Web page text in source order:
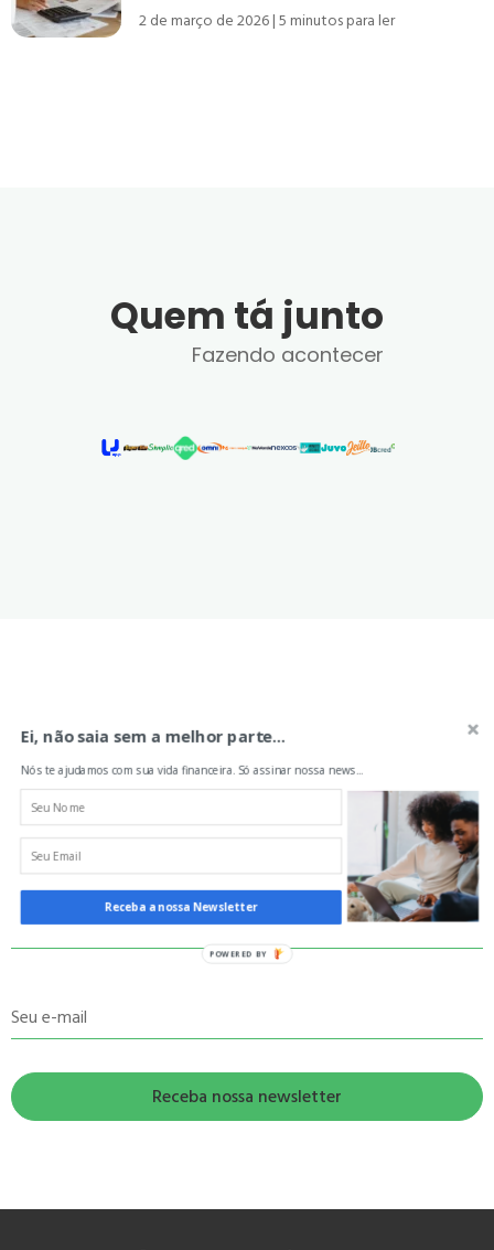
2 de março de 2026 5minutos para ler
Quem tá junto
Fazendo acontecer
Aprenda sobre finanças
Nós te ajudamos com sua vida financeira. Só
assinar nossa news...
Seu nome
Seu e-mail
Ei, não saia sem a melhor parte...
Nós te ajudamos com sua vida financeira. Só assinar nossa news...
Receba a nossa Newsletter
POWERED BY